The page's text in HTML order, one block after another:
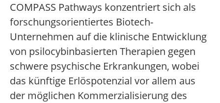
COMPASS Pathways konzentriert sich als
forschungsorientiertes Biotech-
Unternehmen auf die klinische Entwicklung
von psilocybinbasierten Therapien gegen
schwere psychische Erkrankungen, wobei
das künftige Erlöspotenzial vor allem aus
der möglichen Kommerzialisierung des